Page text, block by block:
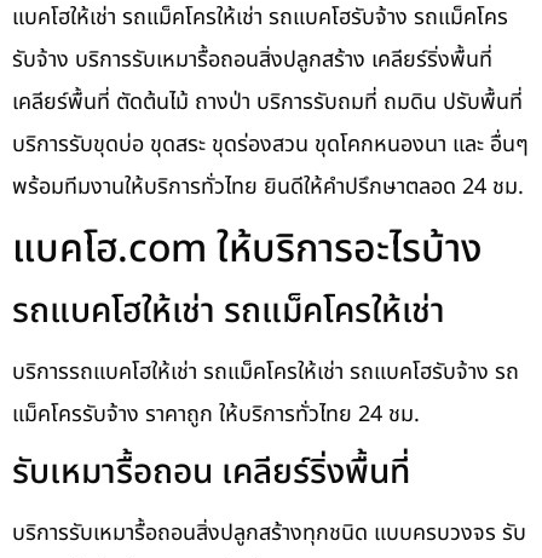
แบคโฮให้เช่า รถแม็คโครให้เช่า รถแบคโฮรับจ้าง รถแม็คโคร
รับจ้าง บริการรับเหมารื้อถอนสิ่งปลูกสร้าง เคลียร์ริ่งพื้นที่
เคลียร์พื้นที่ ตัดต้นไม้ ถางป่า บริการรับถมที่ ถมดิน ปรับพื้นที่
บริการรับขุดบ่อ ขุดสระ ขุดร่องสวน ขุดโคกหนองนา และ อื่นๆ
พร้อมทีมงานให้บริการทั่วไทย ยินดีให้คำปรึกษาตลอด 24 ชม.
แบคโฮ.com ให้บริการอะไรบ้าง
รถแบคโฮให้เช่า รถแม็คโครให้เช่า
บริการรถแบคโฮให้เช่า รถแม็คโครให้เช่า รถแบคโฮรับจ้าง รถ
แม็คโครรับจ้าง ราคาถูก ให้บริการทั่วไทย 24 ชม.
รับเหมารื้อถอน เคลียร์ริ่งพื้นที่
บริการรับเหมารื้อถอนสิ่งปลูกสร้างทุกชนิด แบบครบวงจร รับ